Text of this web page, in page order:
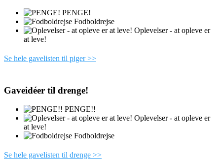
PENGE!
Fodboldrejse
Oplevelser - at opleve er
at leve!
Se hele gavelisten til piger >>
Gaveidéer til drenge!
PENGE!!
Oplevelser - at opleve er
at leve!
Fodboldrejse
Se hele gavelisten til drenge >>